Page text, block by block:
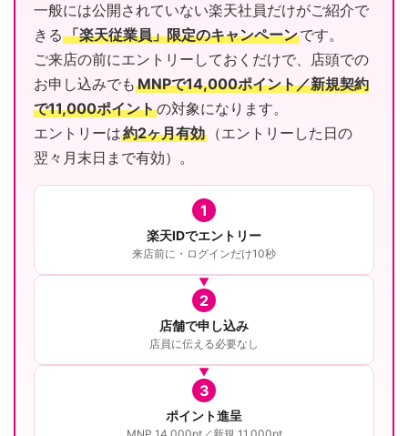
一般には公開されていない楽天社員だけがご紹介で
きる 「楽天従業員」限定のキャンペーンです。
ご来店の前にエントリーしておくだけで、店頭での
お申し込みでも MNPで14,000ポイント／新規契約
で11,000ポイントの対象になります。
エントリーは約2ヶ月有効 （エントリーした日の
翌々月末日まで有効）。
1
楽天IDでエントリー
来店前に・ログインだけ10秒
2
店舗で申し込み
店員に伝える必要なし
3
ポイント進呈